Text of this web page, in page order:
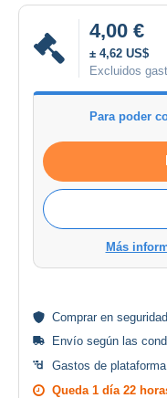
4,00 €
± 4,62 US$
Excluidos
Para poder
Más
Comprar en seguridad
Envío según las
Gastos de
Queda 1 día 22